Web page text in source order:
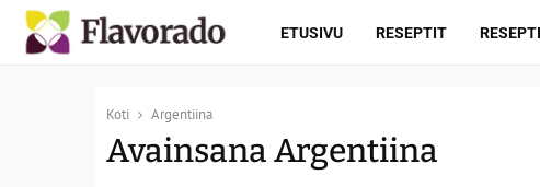
ETUSIVU RESEPTIT
Koti Argentiina
Avainsana Argentiina